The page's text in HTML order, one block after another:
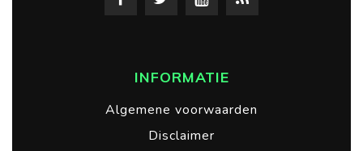
INFORMATIE
Algemene voorwaarden
Disclaimer